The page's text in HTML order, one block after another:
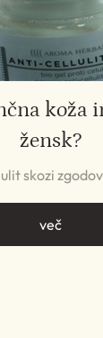
koža
žensk?
skozi
več